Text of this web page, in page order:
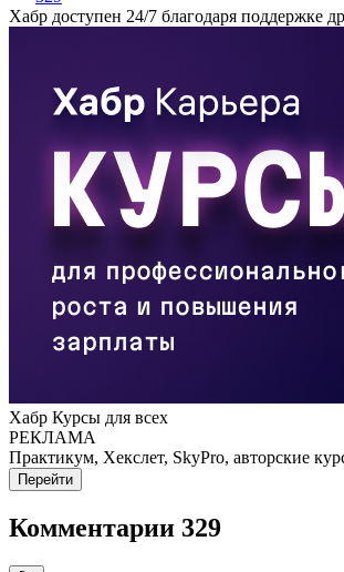
Хабр доступен 24/7 благодаря поддержке
Хабр Курсы для всех
РЕКЛАМА
Практикум, Хекслет, SkyPro, авторские
Перейти
Комментарии 329